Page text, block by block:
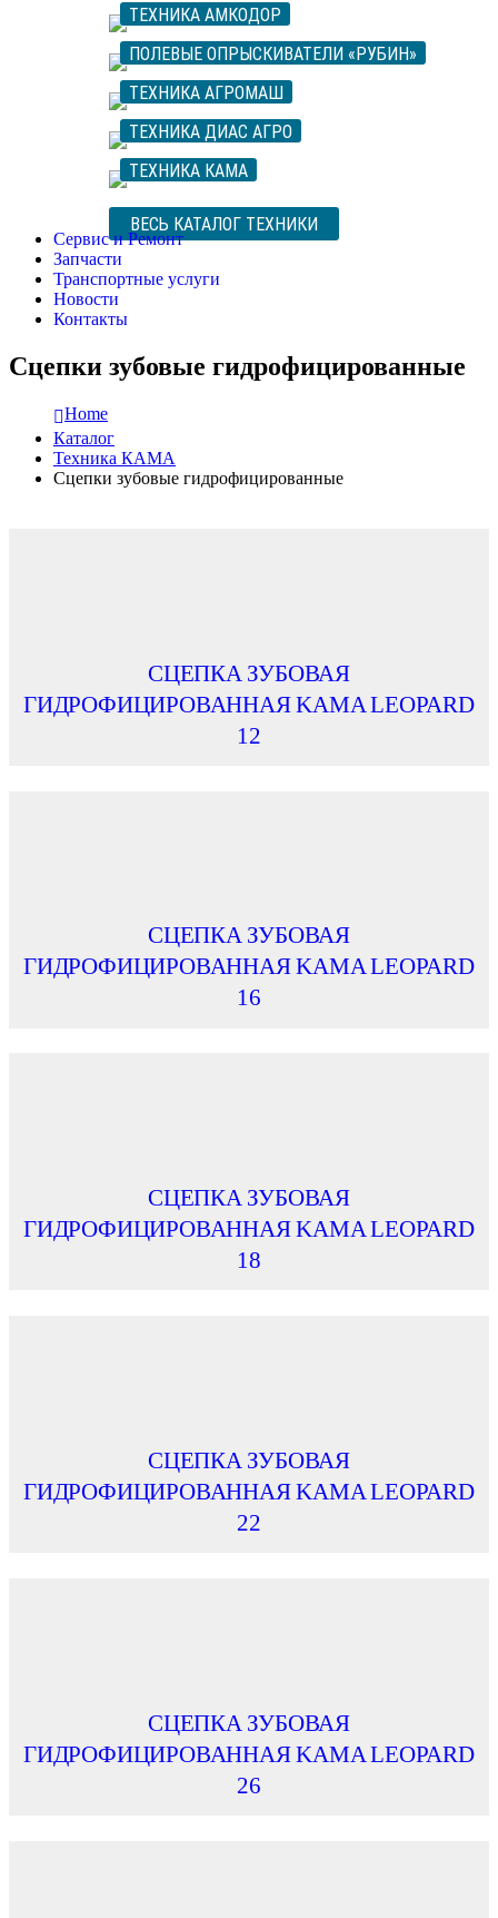
ТЕХНИКА АМКОДОР
ПОЛЕВЫЕ ОПРЫСКИВАТЕЛИ «РУБИН»
ТЕХНИКА АГРОМАШ
ТЕХНИКА ДИАС АГРО
ТЕХНИКА КАМА
ВЕСЬ КАТАЛОГ ТЕХНИКИ
Сервис и Ремонт
Запчасти
Транспортные услуги
Новости
Контакты
Сцепки зубовые гидрофицированные
Home
Каталог
Техника КАМА
Сцепки зубовые гидрофицированные
СЦЕПКА ЗУБОВАЯ
ГИДРОФИЦИРОВАННАЯ KAMA LEOPARD
12
СЦЕПКА ЗУБОВАЯ
ГИДРОФИЦИРОВАННАЯ KAMA LEOPARD
16
СЦЕПКА ЗУБОВАЯ
ГИДРОФИЦИРОВАННАЯ KAMA LEOPARD
18
СЦЕПКА ЗУБОВАЯ
ГИДРОФИЦИРОВАННАЯ KAMA LEOPARD
22
СЦЕПКА ЗУБОВАЯ
ГИДРОФИЦИРОВАННАЯ KAMA LEOPARD
26